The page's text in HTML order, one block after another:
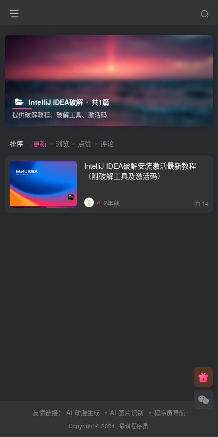
IntelliJ IDEA破解 共1篇
提供破解教程、破解工具、激活码
排序 更新 浏览 点赞 评论
IntelliJ IDEA破解安装激活最新教程
（附破解工具及激活码）
2年前 14
友情链接： AI 动漫生成 AI 图片识别 程序员导航
Copyright © 2024 · 靠谱程序员